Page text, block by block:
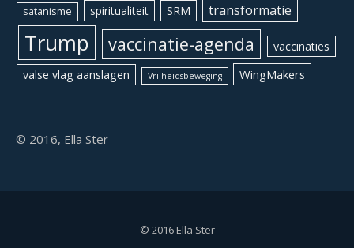
satanisme spiritualiteit SRM transformatie
Trump vaccinatie-agenda
vaccinaties
valse vlag aanslagen
Vrijheidsbeweging WingMakers
© 2016, Ella Ster
© 2016 Ella Ster